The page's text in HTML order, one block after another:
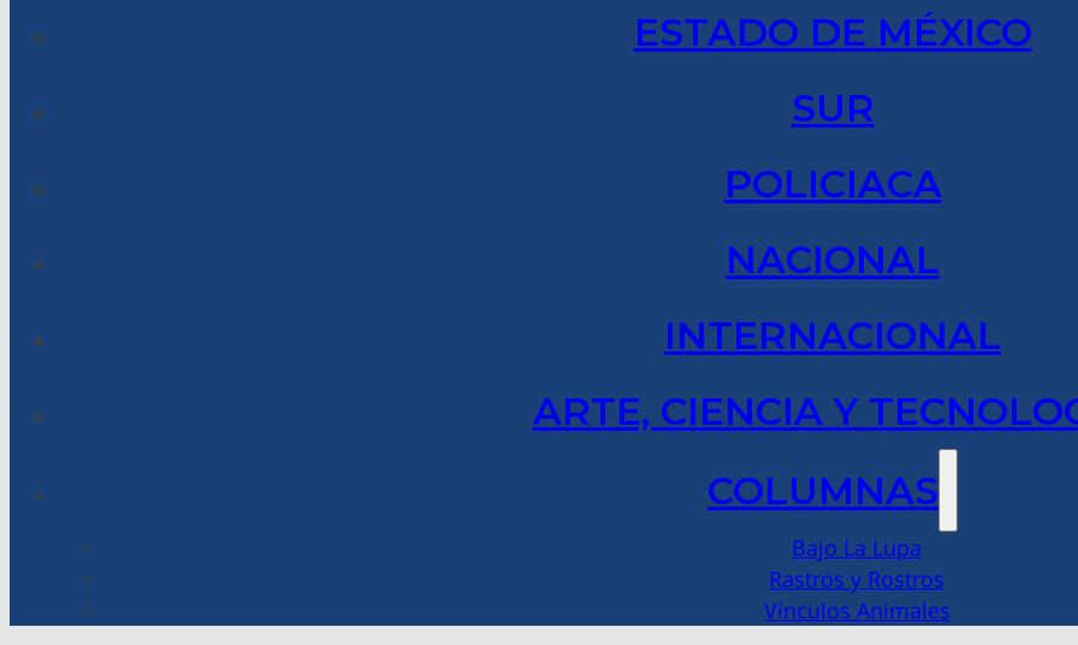
ESTADO DE MÉXICO
SUR
POLICIACA
NACIONAL
INTERNACIONAL
ARTE, CIENCIA Y
COLUMNAS
Bajo La Lupa
Rastros y Rostros
Vínculos Animales